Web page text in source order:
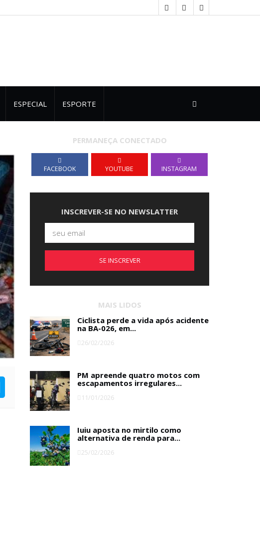
ESPECIAL ESPORTE
PERMANEÇA CONECTADO
FACEBOOK YOUTUBE INSTAGRAM
INSCREVER-SE NO NEWSLATTER
SE INSCREVER
MAIS LIDOS
Ciclista perde a vida após acidente
na BA-026, em...
26/02/2026
PM apreende quatro motos com
escapamentos irregulares...
11/01/2026
Iuiu aposta no mirtilo como
alternativa de renda para...
25/02/2026